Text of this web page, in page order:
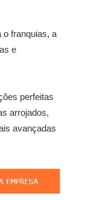
o franquias, a
e
perfeitas
arrojados,
avançadas